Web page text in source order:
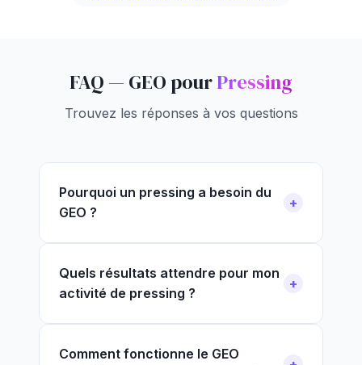
FAQ — GEO pourPressing
Trouvez les réponses à vos questions
Pourquoi un pressing a besoin du
GEO ?
Quels résultats attendre pour mon
activité de pressing ?
Comment fonctionne le GEO